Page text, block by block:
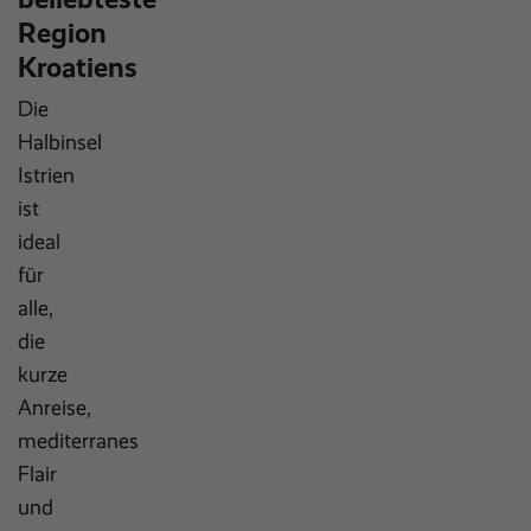
Region
Kroatiens
Die
Halbinsel
Istrien
ist
ideal
für
alle,
die
kurze
Anreise,
mediterranes
Flair
und